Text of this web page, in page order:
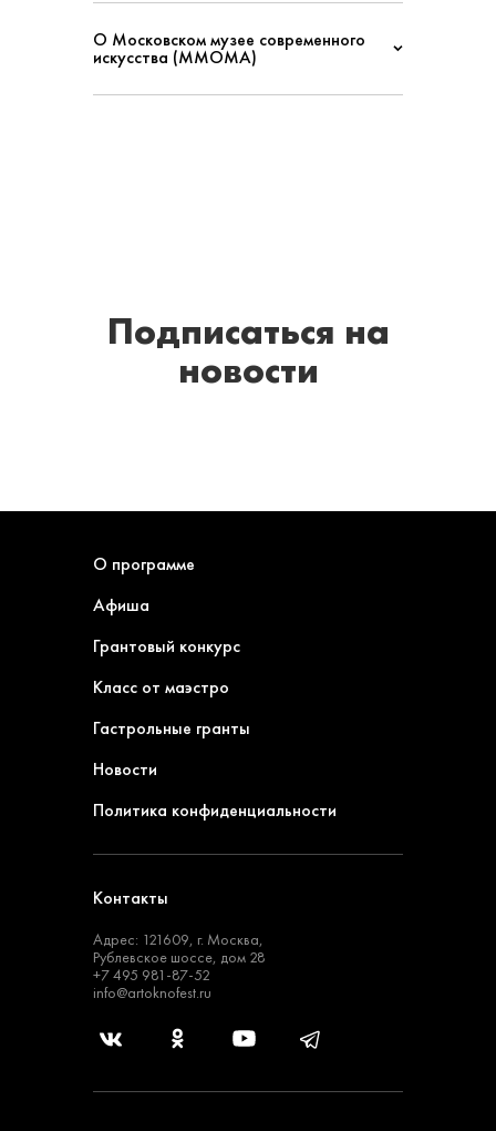
О Московском музее современного
искусства (ММОМА)
Подписаться на
новости
О программе
Афиша
Грантовый конкурс
Класс от маэстро
Гастрольные гранты
Новости
Политика конфиденциальности
Контакты
Адрес: 121609, г. Москва,
Рублевское шоссе, дом 28
+7 495 981-87-52
info@artoknofest.ru